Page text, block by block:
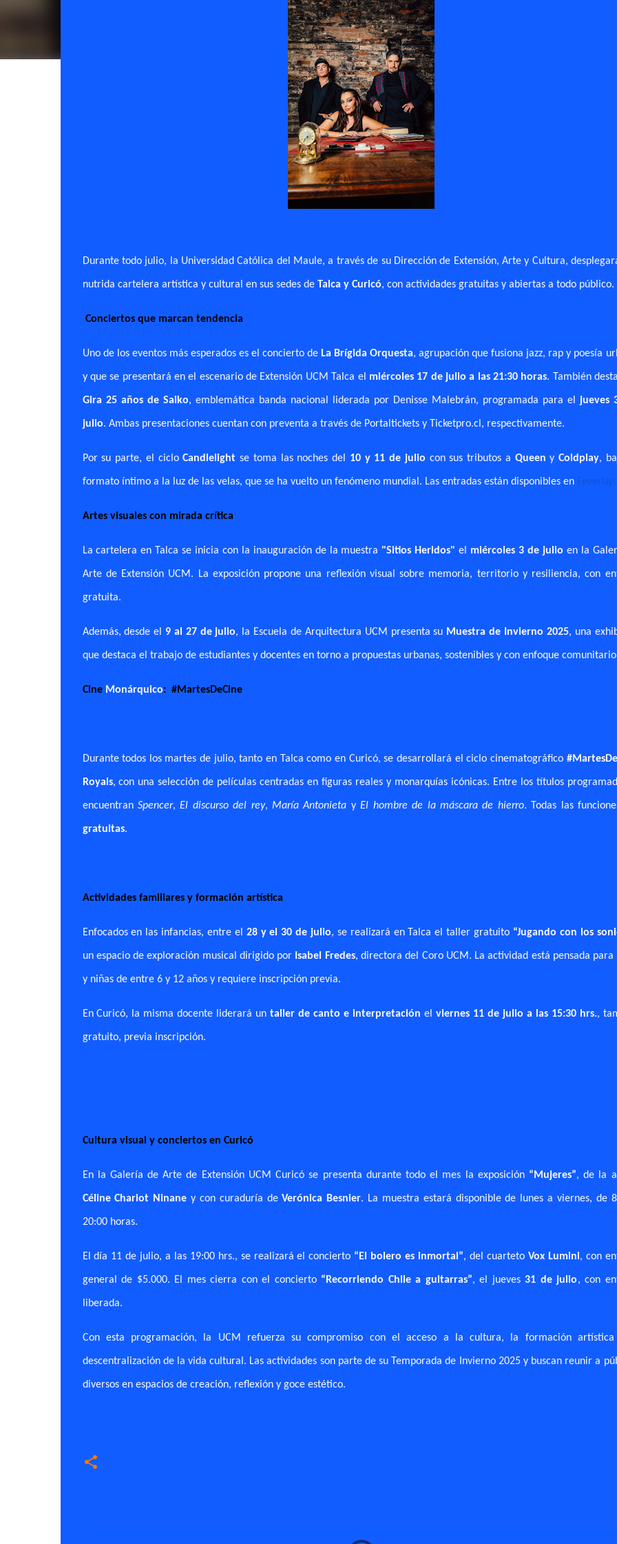
Durante todo julio, la Universidad Católica del Maule, a través de su Dirección de Extensión, Arte y Cultura,
nutrida cartelera artística y cultural en sus sedes de Talca y Curicó, con actividades gratuitas y abiertas a todo público.
Conciertos que marcan tendencia
Uno de los eventos más esperados es el concierto de La Brígida Orquesta, agrupación que fusiona jazz, rap y poesía
y que se presentará en el escenario de Extensión UCM Talca el miércoles 17 de julio a las 21:30 horas. También
Gira 25 años de Saiko, emblemática banda nacional liderada por Denisse Malebrán, programada para el jueves
julio. Ambas presentaciones cuentan con preventa a través de Portaltickets y Ticketpro.cl, respectivamente.
Por su parte, el cicloCandlelight se toma las noches del 10 y 11 de julio con sus tributos a Queen y Coldplay,
formato íntimo a la luz de las velas, que se ha vuelto un fenómeno mundial. Las entradas están disponibles en
Artes visuales con mirada crítica
La cartelera en Talca se inicia con la inauguración de la muestra "Sitios Heridos" el miércoles 3 de julio en la
Arte de Extensión UCM. La exposición propone una reflexión visual sobre memoria, territorio y resiliencia, con
gratuita.
Además, desde el 9 al 27 de julio, la Escuela de Arquitectura UCM presenta su Muestra de Invierno 2025, una
que destaca el trabajo de estudiantes y docentes en torno a propuestas urbanas, sostenibles y con enfoque
CineMonárquico: #MartesDeCine
Durante todos los martes de julio, tanto en Talca como en Curicó, se desarrollará el ciclo cinematográfico
Royals, con una selección de películas centradas en figuras reales y monarquías icónicas. Entre los títulos
encuentran Spencer,El discurso del rey, María Antonieta yEl hombre de la máscara de hierro. Todas las
gratuitas.
Actividades familiares y formación artística
Enfocados en las infancias, entre el 28 y el 30 de julio, se realizará en Talca el taller gratuito “Jugando con los
un espacio de exploración musical dirigido por Isabel Fredes, directora del Coro UCM. La actividad está pensada para
y niñas de entre 6 y 12 años y requiere inscripción previa.
En Curicó, la misma docente liderará untaller de canto e interpretación el viernes 11 de julio a las 15:30 hrs.,
gratuito, previa inscripción.
Cultura visual y conciertos en Curicó
En la Galería de Arte de Extensión UCM Curicó se presenta durante todo el mes la exposición “Mujeres”, de la
Céline Chariot Ninane y con curaduría deVerónica Besnier. La muestra estará disponible de lunes a viernes, de
20:00 horas.
El día 11 de julio, a las 19:00 hrs., se realizará el concierto “El bolero es inmortal”, del cuarteto Vox Lumini, con
general de $5.000. El mes cierra con el concierto “Recorriendo Chile a guitarras”, el jueves31 de julio, con
liberada.
Con esta programación, la UCM refuerza su compromiso con el acceso a la cultura, la formación
descentralización de la vida cultural. Las actividades son parte de su Temporada de Invierno 2025 y buscan reunir a
diversos en espacios de creación, reflexión y goce estético.